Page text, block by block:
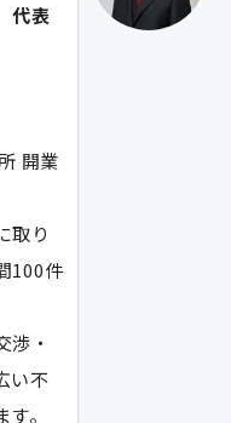
代表
開業
取り
100件
渉・
い不
。